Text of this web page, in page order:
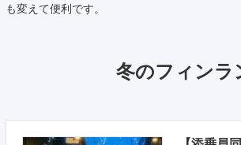
も変えて便利です。
冬のフィンラ